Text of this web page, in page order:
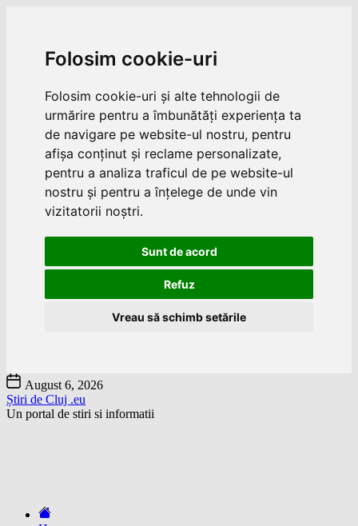
Folosim cookie-uri
Folosim cookie-uri și alte tehnologii de
urmărire pentru a îmbunătăți experiența ta
de navigare pe website-ul nostru, pentru
afișa conținut și reclame personalizate,
pentru a analiza traficul de pe website-ul
nostru și pentru a înțelege de unde vin
vizitatorii noștri.
Sunt de acord
Refuz
Vreau să schimb setările
Skip
to
the
content
August 6, 2026
Știri de Cluj .eu
Un portal de stiri si informatii